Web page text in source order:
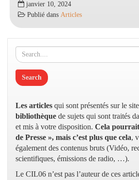
2024
DU
CIL
janvier 10, 2024
Publié dans Articles
Les articles qui sont présentés sur le site
bibliothèque de sujets qui sont traités
et mis à votre disposition. Cela pourrait
de Presse », mais c’est plus que cela,
également des contenus bruts (Vidéo,
scientifiques, émissions de radio, …).
Le CIL06 n’est pas l’auteur de ces